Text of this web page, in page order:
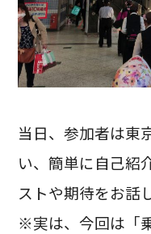
当日、参加者は東
い、簡単に自己紹
ストや期待をお話
※実は、今回は「